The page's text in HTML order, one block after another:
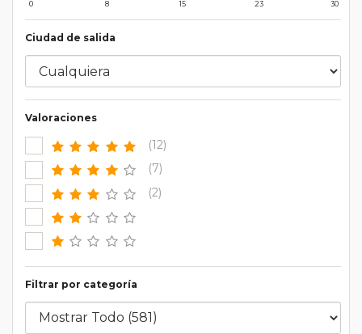
0 8 15 23 30
Ciudad de salida
Valoraciones
(12)
(7)
(2)
Filtrar por categoría